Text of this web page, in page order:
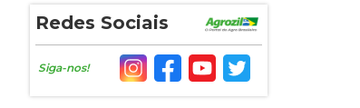
Redes Sociais
Siga-nos!